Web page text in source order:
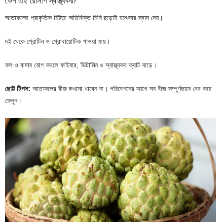
আতাফলের প্রাকৃতিক মিষ্টতা অতিরিক্ত চিনি ছাড়াই চমৎকার স্বাদ দেয়।
দই থেকে প্রোটিন ও প্রোবায়োটিক পাওয়া যায়।
ফল ও বাদাম যোগ করলে ফাইবার, ভিটামিন ও স্বাস্থ্যকর ফ্যাট বাড়ে।
ছোট্ট টিপস: আতাফলের বীজ কখনো খাবেন না। পরিবেশনের আগে সব বীজ সম্পূর্ণভাবে বের করে
ফেলুন।